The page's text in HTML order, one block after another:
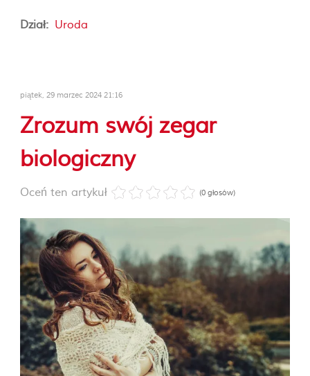
Dział: Uroda
piątek, 29 marzec 2024 21:16
Zrozum swój zegar
biologiczny
Oceń ten artykuł (0 głosów)